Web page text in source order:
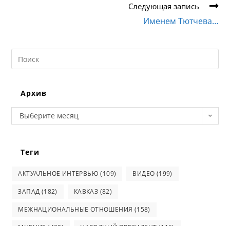
Следующая запись
Именем Тютчева…
Search
this
Архив
Архив
Выберите месяц
Теги
АКТУАЛЬНОЕ ИНТЕРВЬЮ (109) ВИДЕО (199)
ЗАПАД (182) КАВКАЗ (82)
МЕЖНАЦИОНАЛЬНЫЕ ОТНОШЕНИЯ (158)